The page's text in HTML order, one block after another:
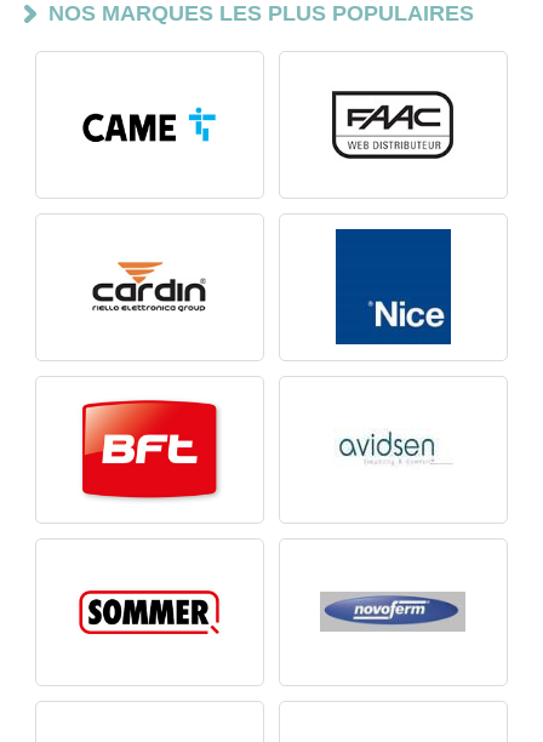
NOS MARQUES LES PLUS POPULAIRES